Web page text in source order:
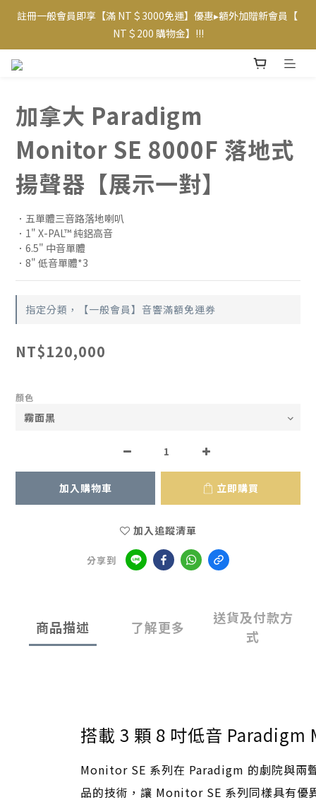
【專屬VIP折扣】已上線~ 請至【帳戶】查看相應優惠及等級
註冊一般會員即享【滿 NT＄3000免運】優惠▸額外加贈新會員【
NT＄200 購物金】!!!
【專屬VIP折扣】已上線~ 請至【帳戶】查看相應優惠及等級
加拿大 Paradigm
Monitor SE 8000F 落地式
揚聲器【展示一對】
．五單體三音路落地喇叭
．1" X-PAL™ 純鋁高音
．6.5" 中音單體
．8" 低音單體*3
指定分類，【一般會員】音響滿額免運券
NT$120,000
顏色
加入購物車 立即購買
加入追蹤清單
分享到
商品描述 了解更多
送貨及付款方
式
搭載 3 顆 8 吋低音
Monitor SE 系列在 Paradigm 的劇院與兩
品的技術，讓 Monitor SE 系列同樣具有